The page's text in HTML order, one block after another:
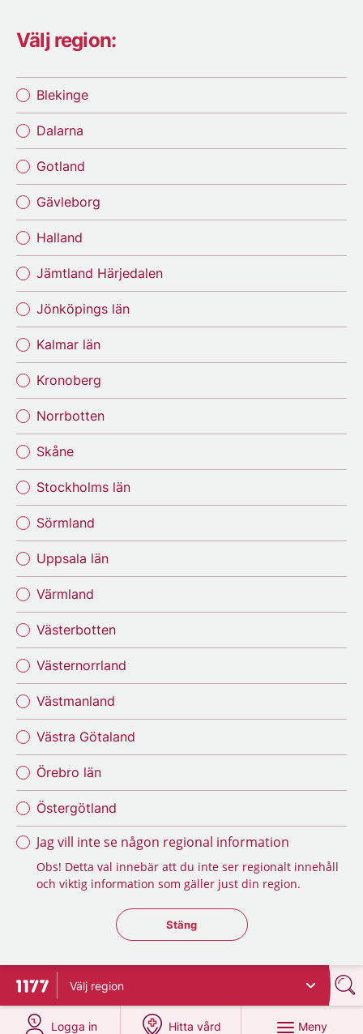
Välj region:
Blekinge
Dalarna
Gotland
Gävleborg
Halland
Jämtland Härjedalen
Jönköpings län
Kalmar län
Kronoberg
Norrbotten
Skåne
Stockholms län
Sörmland
Uppsala län
Värmland
Västerbotten
Västernorrland
Västmanland
Västra Götaland
Örebro län
Östergötland
Jag vill inte se någon regional information
Obs! Detta val innebär att du inte ser regionalt innehåll
och viktig information som gäller just din region.
Stäng regionsväljaren
Stäng
Till startsidan för 1177
Välj region
Logga in
på 1177.se
Hitta vård
på 1177.se
Meny